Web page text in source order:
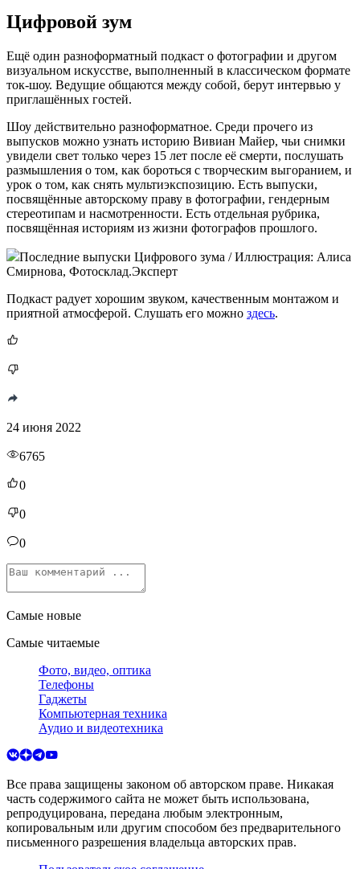
Цифровой зум
Ещё один разноформатный подкаст о фотографии и другом
визуальном искусстве, выполненный в классическом формате
ток-шоу. Ведущие общаются между собой, берут интервью у
приглашённых гостей.
Шоу действительно разноформатное. Среди прочего из
выпусков можно узнать историю Вивиан Майер, чьи снимки
увидели свет только через 15 лет после её смерти, послушать
размышления о том, как бороться с творческим выгоранием, и
урок о том, как снять мультиэкспозицию. Есть выпуски,
посвящённые авторскому праву в фотографии, гендерным
стереотипам и насмотренности. Есть отдельная рубрика,
посвящённая историям из жизни фотографов прошлого.
Последние выпуски Цифрового зума / Иллюстрация: Алиса
Смирнова, Фотосклад.Эксперт
Подкаст радует хорошим звуком, качественным монтажом и
приятной атмосферой. Слушать его можно здесь.
24 июня 2022
6765
0
0
0
Самые новые
Самые читаемые
Фото, видео, оптика
Телефоны
Гаджеты
Компьютерная техника
Аудио и видеотехника
Все права защищены законом об авторском праве. Никакая
часть содержимого сайта не может быть использована,
репродуцирована, передана любым электронным,
копировальным или другим способом без предварительного
письменного разрешения владельца авторских прав.